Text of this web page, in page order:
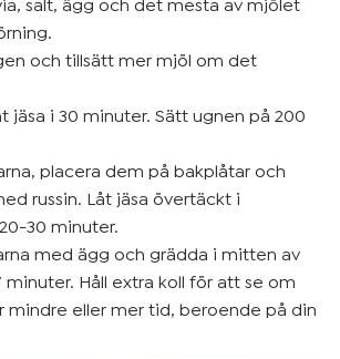
salt, ägg och det mesta av mjölet
och tillsätt mer mjöl om det
jäsa i 30 minuter. Sätt ugnen på 200
placera dem på bakplåtar och
russin. Låt jäsa övertäckt i
30 minuter.
med ägg och grädda i mitten av
minuter. Håll extra koll för att se om
mindre eller mer tid, beroende på din